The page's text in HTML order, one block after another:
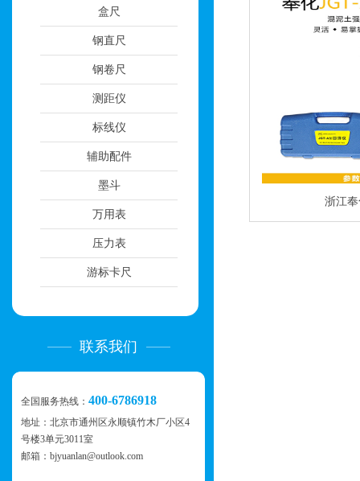
浙江
盒尺
钢直尺
钢卷尺
测距仪
标线仪
辅助配件
墨斗
万用表
压力表
游标卡尺
联系我们
全国服务热线： 400-6786918
地址： 北京市通州区永顺镇竹木厂小区4
号楼3单元3011室
邮箱：bjyuanlan@outlook.com